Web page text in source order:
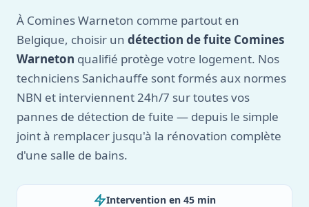
À Comines Warneton comme partout en
Belgique, choisir un détection de fuite Comines
Warneton qualifié protège votre logement. Nos
techniciens Sanichauffe sont formés aux normes
NBN et interviennent 24h/7 sur toutes vos
pannes de détection de fuite — depuis le simple
joint à remplacer jusqu'à la rénovation complète
d'une salle de bains.
Intervention en 45 min